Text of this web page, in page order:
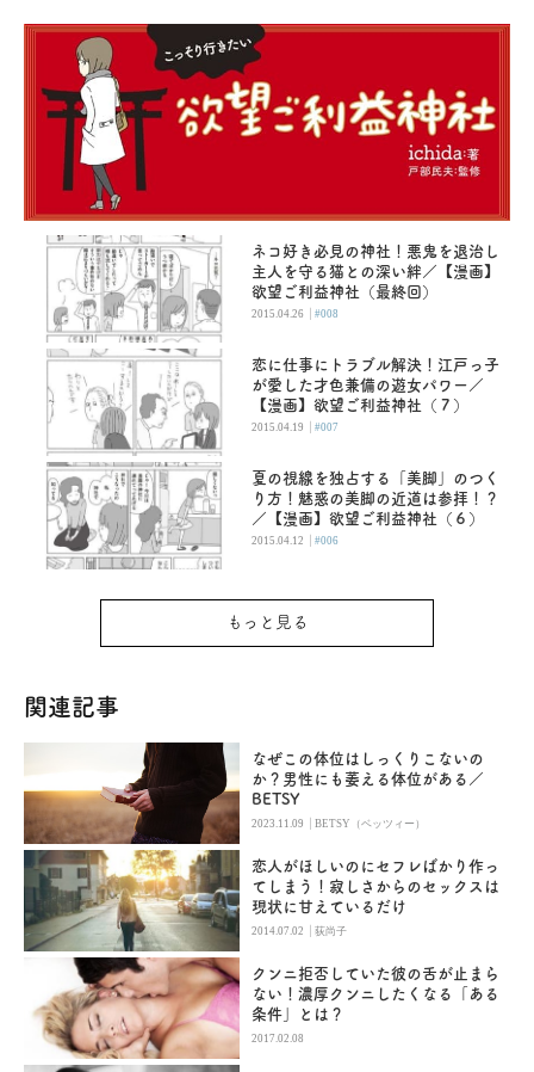
ネコ好き必見の神社！悪鬼を退治し
主人を守る猫との深い絆／【漫画】
欲望ご利益神社（最終回）
2015.04.26 |#008
恋に仕事にトラブル解決！江戸っ子
が愛した才色兼備の遊女パワー／
【漫画】欲望ご利益神社（７）
2015.04.19 |#007
夏の視線を独占する「美脚」のつく
り方！魅惑の美脚の近道は参拝！？
／【漫画】欲望ご利益神社（６）
2015.04.12 |#006
もっと見る
関連記事
なぜこの体位はしっくりこないの
か？男性にも萎える体位がある／
BETSY
2023.11.09 |BETSY（ベッツィー）
恋人がほしいのにセフレばかり作っ
てしまう！寂しさからのセックスは
現状に甘えているだけ
2014.07.02 |荻尚子
クンニ拒否していた彼の舌が止まら
ない！濃厚クンニしたくなる「ある
条件」とは？
2017.02.08